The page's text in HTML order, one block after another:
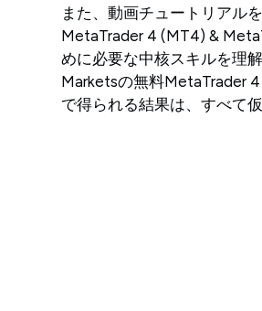
また、動画チュートリアル
MetaTrader 4 (MT4) &
めに必要な中核スキルを理
Marketsの無料MetaTrader
で得られる結果は、すべて